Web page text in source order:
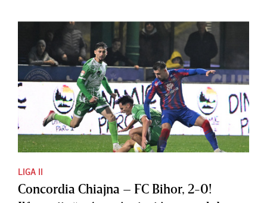
LIGA II
Concordia Chiajna – FC Bihor, 2-0!